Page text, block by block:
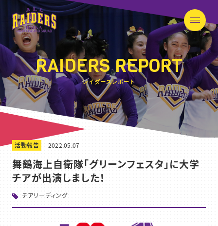
RAIDERS REPORT
レイダースレポート
活動報告 2022.05.07
舞鶴海上自衛隊「グリーンフェスタ」に大学
チアが出演しました！
チアリーディング